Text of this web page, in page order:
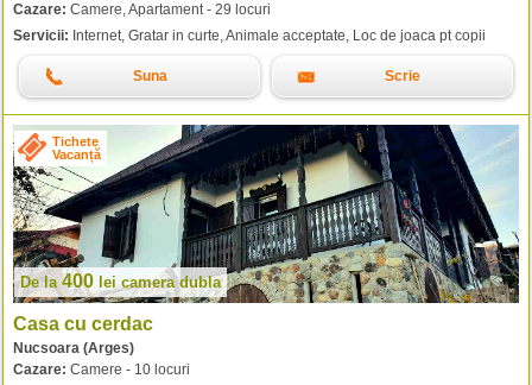
Cazare: Camere, Apartament - 29 locuri
Servicii: Internet, Gratar in curte, Animale acceptate, Loc de joaca pt copii
Suna Scrie
Tichete
Vacanță
De la 400 lei camera dubla
Casa cu cerdac
Nucsoara (Arges)
Cazare: Camere - 10 locuri